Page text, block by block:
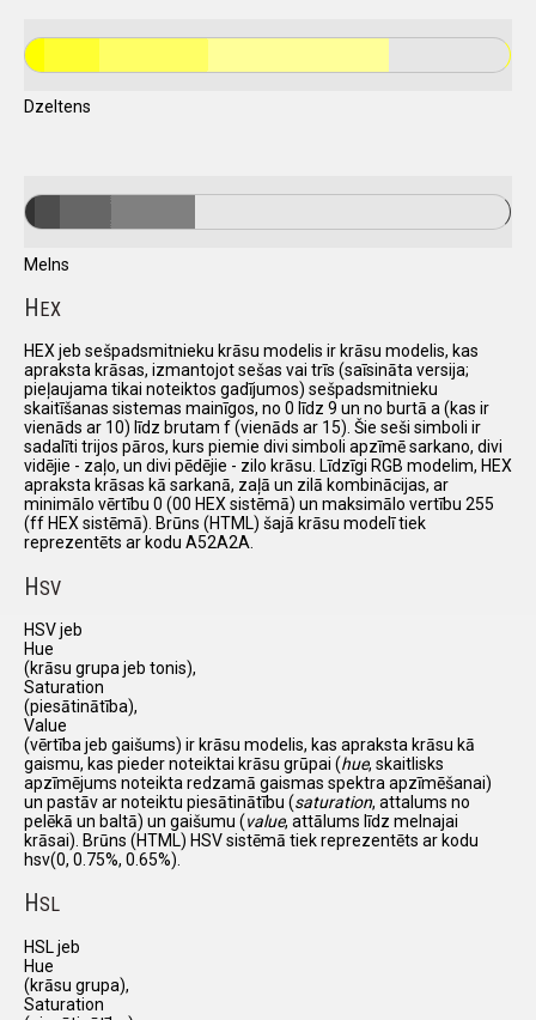
Dzeltens
Melns
HEX
HEX jeb sešpadsmitnieku krāsu modelis ir krāsu modelis, kas
apraksta krāsas, izmantojot sešas vai trīs (saīsināta versija;
pieļaujama tikai noteiktos gadījumos) sešpadsmitnieku
skaitīšanas sistemas mainīgos, no 0 līdz 9 un no burtā a (kas ir
vienāds ar 10) līdz brutam f (vienāds ar 15). Šie seši simboli ir
sadalīti trijos pāros, kurs piemie divi simboli apzīmē sarkano, divi
vidējie - zaļo, un divi pēdējie - zilo krāsu. Līdzīgi RGB modelim, HEX
apraksta krāsas kā sarkanā, zaļā un zilā kombinācijas, ar
minimālo vērtību 0 (00 HEX sistēmā) un maksimālo vertību 255
(ff HEX sistēmā). Brūns (HTML) šajā krāsu modelī tiek
reprezentēts ar kodu A52A2A.
HSV
HSV jeb
Hue
(krāsu grupa jeb tonis),
Saturation
(piesātinātība),
Value
(vērtība jeb gaišums) ir krāsu modelis, kas apraksta krāsu kā
gaismu, kas pieder noteiktai krāsu grūpai (hue, skaitlisks
apzīmējums noteikta redzamā gaismas spektra apzīmēšanai)
un pastāv ar noteiktu piesātinātību (saturation, attalums no
pelēkā un baltā) un gaišumu (value, attālums līdz melnajai
krāsai). Brūns (HTML) HSV sistēmā tiek reprezentēts ar kodu
hsv(0, 0.75%, 0.65%).
HSL
HSL jeb
Hue
(krāsu grupa),
Saturation